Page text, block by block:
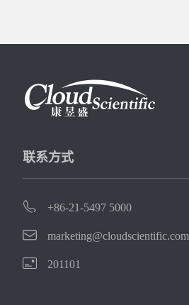
联系方式
+86-21-5497 5000
marketing@cloudscientific.com
201101